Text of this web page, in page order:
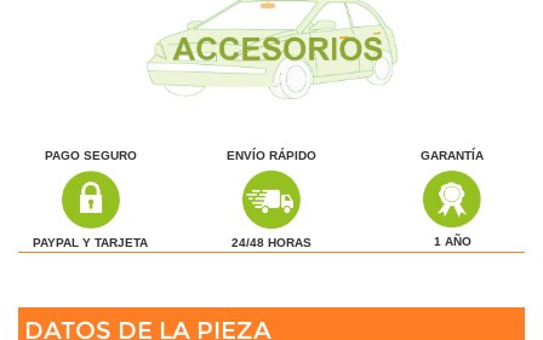
PAGO SEGURO
PAYPAL Y TARJETA
ENVÍO RÁPIDO
24/48 HORAS
GARANTÍA
1 AÑO
DATOS DE LA PIEZA